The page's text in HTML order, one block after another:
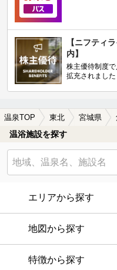
【ニフティ
内】
株主優待制度
拡充されました
温泉TOP 東北 宮城県
温浴施設を探す
エリアから探す
地図から探す
特徴から探す